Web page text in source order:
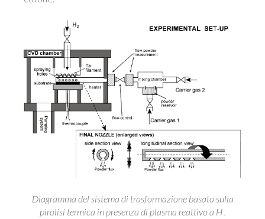
Diagramma del sistema di trasformazione basato sulla
pirolisi termica in presenza di plasma reattivo a H .